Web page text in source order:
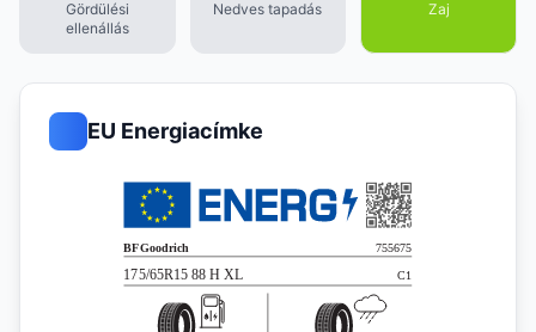
Gördülési
ellenállás
Nedves tapadás Zaj
EU Energiacímke